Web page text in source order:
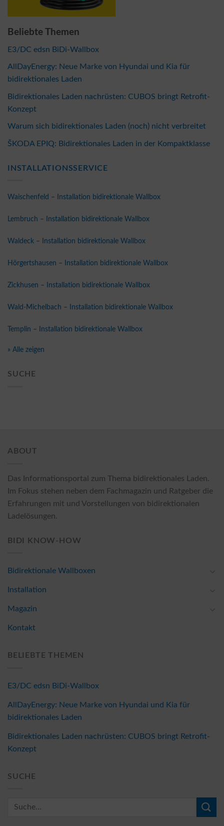
Beliebte Themen
E3/DC edsn BiDi-Wallbox
AllDayEnergy: Neue Marke von Hyundai und Kia für
bidirektionales Laden
Bidirektionales Laden nachrüsten: CUBOS bringt Retrofit-
Konzept
Warum sich bidirektionales Laden (noch) nicht verbreitet
ŠKODA EPIQ: Bidirektionales Laden in der Kompaktklasse
INSTALLATIONSSERVICE
Waischenfeld – Installation bidirektionale Wallbox
Lembruch – Installation bidirektionale Wallbox
Waldeck – Installation bidirektionale Wallbox
Hörgertshausen – Installation bidirektionale Wallbox
Zickhusen – Installation bidirektionale Wallbox
Wald-Michelbach – Installation bidirektionale Wallbox
Templin – Installation bidirektionale Wallbox
» Alle zeigen
SUCHE
ABOUT
Das Informationsportal zum Thema bidirektionales Laden.
Im Fokus stehen neben dem Fachmagazin und Ratgeber die
Erfahrungen mit und Vorstellungen von bidirektionalen
Ladelösungen.
BIDI KNOW-HOW
Bidirektionale Wallboxen
Installation
Magazin
Kontakt
BELIEBTE THEMEN
E3/DC edsn BiDi-Wallbox
AllDayEnergy: Neue Marke von Hyundai und Kia für
bidirektionales Laden
Bidirektionales Laden nachrüsten: CUBOS bringt Retrofit-
Konzept
SUCHE